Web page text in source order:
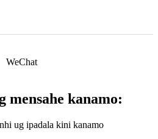
WeChat
mensahe kanamo:
ug ipadala kini kanamo